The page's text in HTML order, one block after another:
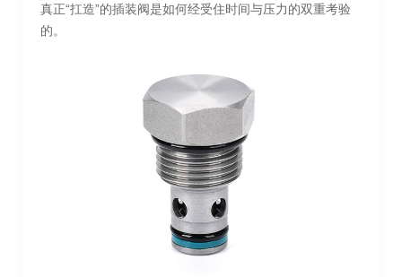
真正“扛造”的插装阀是如何经受住时间与压力的双重考验
的。